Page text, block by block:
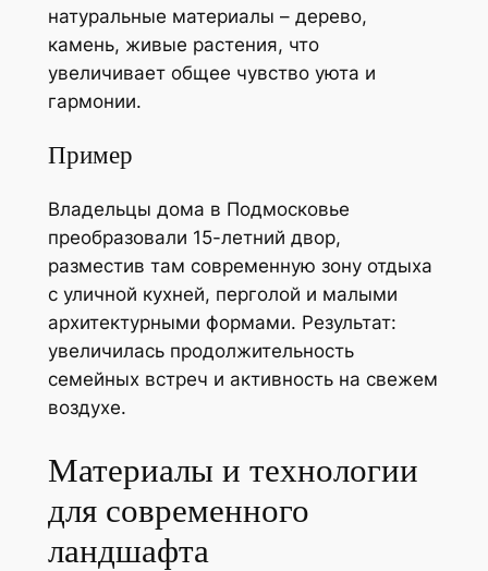
натуральные материалы – дерево,
камень, живые растения, что
увеличивает общее чувство уюта и
гармонии.
Пример
Владельцы дома в Подмосковье
преобразовали 15-летний двор,
разместив там современную зону отдыха
с уличной кухней, перголой и малыми
архитектурными формами. Результат:
увеличилась продолжительность
семейных встреч и активность на свежем
воздухе.
Материалы и технологии
для современного
ландшафта